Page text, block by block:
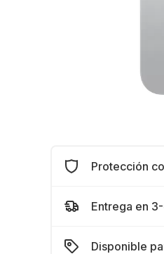
Protección
Entrega en
Disponible